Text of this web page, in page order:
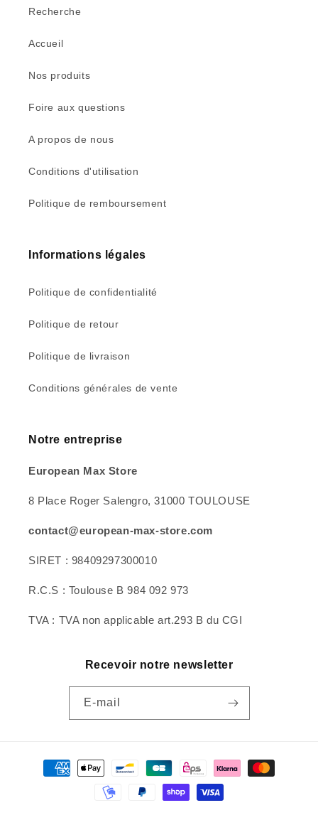
Recherche
Accueil
Nos produits
Foire aux questions
A propos de nous
Conditions d'utilisation
Politique de remboursement
Informations légales
Politique de confidentialité
Politique de retour
Politique de livraison
Conditions générales de vente
Notre entreprise
European Max Store
8 Place Roger Salengro, 31000 TOULOUSE
contact@european-max-store.com
SIRET : 98409297300010
R.C.S : Toulouse B 984 092 973
TVA : TVA non applicable art.293 B du CGI
Recevoir notre newsletter
E-mail
Moyens